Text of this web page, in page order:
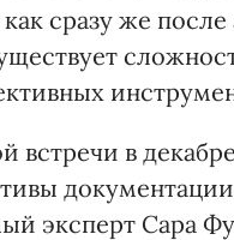
сразу же после
встречи в
эксперт Сара